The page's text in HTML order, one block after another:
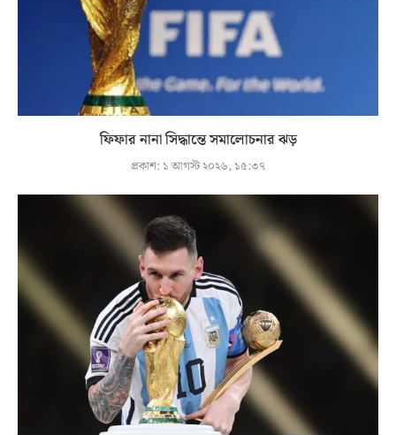
ফিফার নানা সিদ্ধান্তে সমালোচনার ঝড়
প্রকাশ: ১ আগস্ট ২০২৬, ১৫:৩৭